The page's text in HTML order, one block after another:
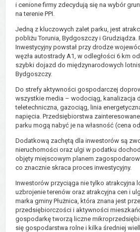
i cenione firmy zdecydują się na wybór
na terenie PPI.
Jedną z kluczowych zalet parku, jest
pobliżu Torunia, Bydgoszczy i Grudziądza.
Inwestycyjny powstał przy drodze
węzła autostrady A1, w odległości 6 km
szybki dojazd do międzynarodowych
Bydgoszczy.
Do strefy aktywności gospodarczej
wszystkie media – wodociąg, kanalizacja
teletechniczna, gazociąg, linia
napięcia. Przedsiębiorstwa
parku mogą nabyć je na własność (cena
Dodatkową zachętą dla inwestorów są
nieruchomości oraz ulgi w podatku
objęty miejscowym planem
co znacznie skraca proces inwestycyjny.
Inwestorów przyciąga nie tylko atrakcyjna
uzbrojenie terenów oraz atrakcyjna cen i
marka gminy Płużnica, która znana jest
przedsiębiorczości i aktywności
gospodarkę tworzą liczne
się gospodarstwa rolne i kilka średniej